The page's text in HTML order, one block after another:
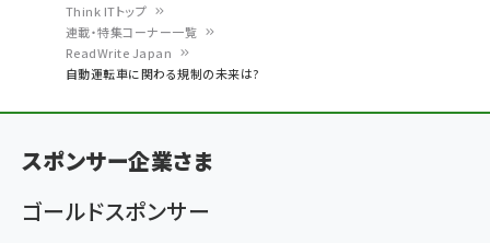
く
ず
Think ITトップ
連載・特集コーナー一覧
ReadWrite Japan
自動運転車に関わる規制の未来は?
スポンサー企業さま
ゴールドスポンサー